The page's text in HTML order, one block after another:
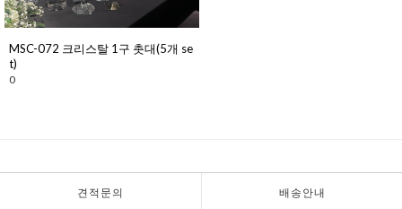
MSC-072 크리스탈 1구 촛대(5개 se
t)
0
견적문의 배송안내